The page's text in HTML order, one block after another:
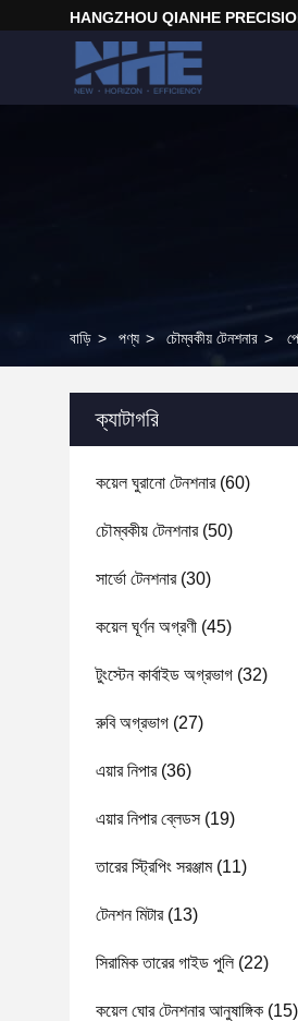
HANGZHOU QIANHE
বাড়ি > পণ্য > চৌম্বকীয় টেনশনার >
ক্যাটাগরি
কয়েল ঘুরানো টেনশনার(60)
চৌম্বকীয় টেনশনার(50)
সার্ভো টেনশনার(30)
কয়েল ঘূর্ণন অগ্রণী (45)
টুংস্টেন কার্বাইড অগ্রভাগ (32)
রুবি অগ্রভাগ (27)
এয়ার নিপার(36)
এয়ার নিপার ব্লেডস(19)
তারের স্ট্রিপিং সরঞ্জাম(11)
টেনশন মিটার(13)
সিরামিক তারের গাইড পুলি(22)
কয়েল ঘোর টেনশনার আনুষাঙ্গিক (15)